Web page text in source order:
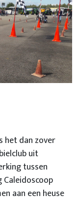
het dan zover
uit
tussen
aan een heuse